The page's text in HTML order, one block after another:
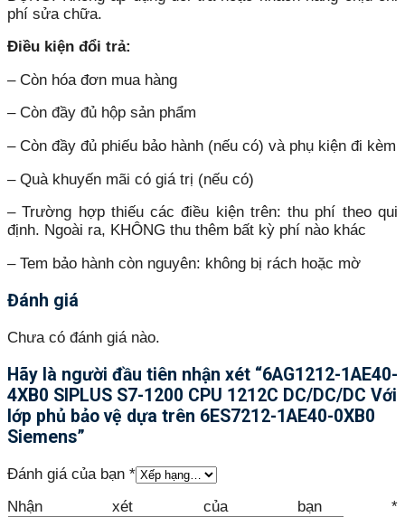
phí sửa chữa.
Điều kiện đổi trả:
– Còn hóa đơn mua hàng
– Còn đầy đủ hộp sản phẩm
– Còn đầy đủ phiếu bảo hành (nếu có) và phụ kiện đi kèm
– Quà khuyến mãi có giá trị (nếu có)
– Trường hợp thiếu các điều kiện trên: thu phí theo qui
định. Ngoài ra, KHÔNG thu thêm bất kỳ phí nào khác
– Tem bảo hành còn nguyên: không bị rách hoặc mờ
Đánh giá
Chưa có đánh giá nào.
Hãy là người đầu tiên nhận xét “6AG1212-1AE40-
4XB0 SIPLUS S7-1200 CPU 1212C DC/DC/DC Với
lớp phủ bảo vệ dựa trên 6ES7212-1AE40-0XB0
Siemens”
Đánh giá của bạn *
Nhận xét của bạn *